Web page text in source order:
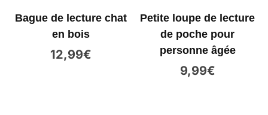
Bague de lecture chat
en bois
12,99€
Petite loupe de lecture
de poche pour
personne âgée
9,99€